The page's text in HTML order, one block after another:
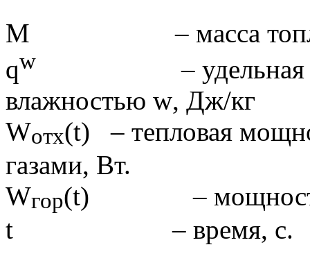
M – масса
qw – удельная
влажностью w, Дж/кг
Wотх(t) – тепловая
газами, Вт.
Wгор(t) – мощность
t – время, с.